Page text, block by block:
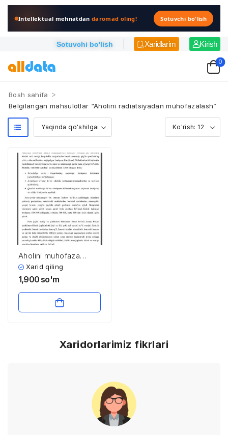
Intellektual mehnatdandaromad oling! Sotuvchi bo'lish
Sotuvchi bo'lish Xaridlarim Kirish
0
Bosh sahifa >
Belgilangan mahsulotlar “Aholini radiatsiyadan muhofazalash”
Aholini muhofaza
qilishning muhandislik
vositalari
Xarid qiling
1,900 so'm
Xaridorlarimiz fikrlari